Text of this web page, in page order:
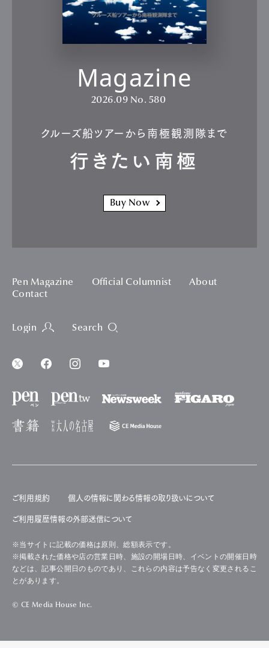
Magazine
2026.09 No. 580
クルーズ船ツアーから南極観測隊まで
行きたい南極
Buy Now
Pen Magazine Official Columnist
About
Contact
Login Search
ご利用規約 個人の情報に関わる情報の取り扱いについて
ご利用履歴情報の外部送信について
※当サイトに記載の価格は原則、総額表示です。
※掲載された価格や店の営業日時、施設の開場日時、イベントの開催日時
などは、記事公開日のものであり、これらの内容は予告なく変更されるこ
とがあります。
© CE Media House Inc.